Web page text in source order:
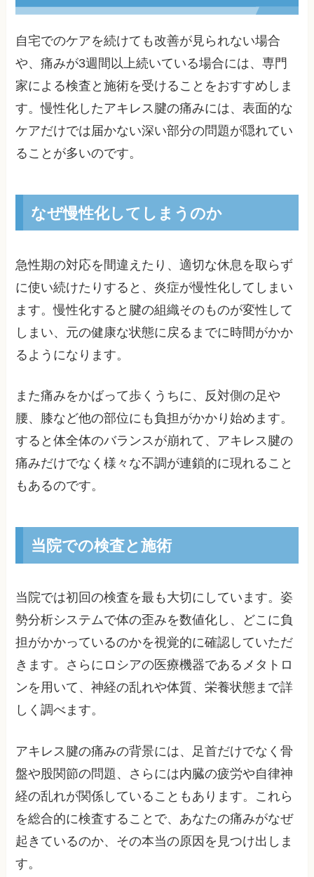
自宅でのケアを続けても改善が見られない場合
や、痛みが3週間以上続いている場合には、専門
家による検査と施術を受けることをおすすめしま
す。慢性化したアキレス腱の痛みには、表面的な
ケアだけでは届かない深い部分の問題が隠れてい
ることが多いのです。
なぜ慢性化してしまうのか
急性期の対応を間違えたり、適切な休息を取らず
に使い続けたりすると、炎症が慢性化してしまい
ます。慢性化すると腱の組織そのものが変性して
しまい、元の健康な状態に戻るまでに時間がかか
るようになります。
また痛みをかばって歩くうちに、反対側の足や
腰、膝など他の部位にも負担がかかり始めます。
すると体全体のバランスが崩れて、アキレス腱の
痛みだけでなく様々な不調が連鎖的に現れること
もあるのです。
当院での検査と施術
当院では初回の検査を最も大切にしています。姿
勢分析システムで体の歪みを数値化し、どこに負
担がかかっているのかを視覚的に確認していただ
きます。さらにロシアの医療機器であるメタトロ
ンを用いて、神経の乱れや体質、栄養状態まで詳
しく調べます。
アキレス腱の痛みの背景には、足首だけでなく骨
盤や股関節の問題、さらには内臓の疲労や自律神
経の乱れが関係していることもあります。これら
を総合的に検査することで、あなたの痛みがなぜ
起きているのか、その本当の原因を見つけ出しま
す。